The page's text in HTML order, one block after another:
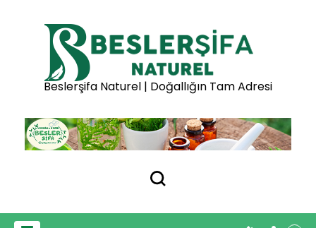
Beslerşifa Naturel | Doğallığın Tam Adresi